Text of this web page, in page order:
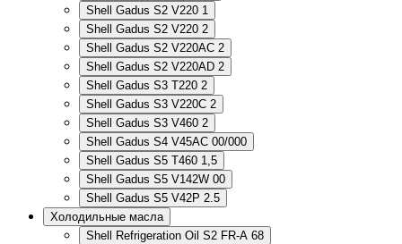
Shell Gadus S2 V220 1
Shell Gadus S2 V220 2
Shell Gadus S2 V220AC 2
Shell Gadus S2 V220AD 2
Shell Gadus S3 T220 2
Shell Gadus S3 V220C 2
Shell Gadus S3 V460 2
Shell Gadus S4 V45AC 00/000
Shell Gadus S5 T460 1,5
Shell Gadus S5 V142W 00
Shell Gadus S5 V42P 2.5
Холодильные масла
Shell Refrigeration Oil S2 FR-A 68